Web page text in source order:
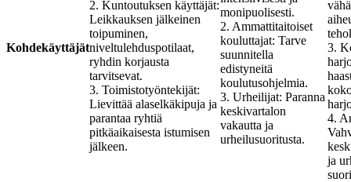
Kohdekäyttäjät
2. Kuntoutuksen käyttäjät:
Leikkauksen jälkeinen
toipuminen,
niveltulehduspotilaat,
ryhdin korjausta
tarvitsevat.
3. Toimistotyöntekijät:
Lievittää alaselkäkipuja ja
parantaa ryhtiä
pitkäaikaisesta istumisen
jälkeen.
monipuolisesti.
2. Ammattitaitoiset
kouluttajat: Tarve
suunnitella
edistyneitä
koulutusohjelmia.
3. Urheilijat: Paranna
keskivartalon
vakautta ja
urheilusuoritusta.
3.
4.
ja